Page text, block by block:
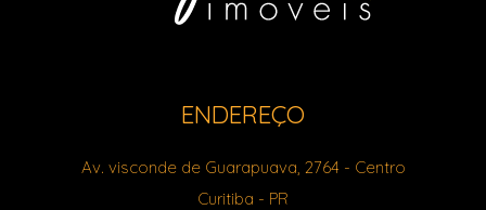
ENDEREÇO
Av. visconde de Guarapuava, 2764- Centro
Curitiba - PR